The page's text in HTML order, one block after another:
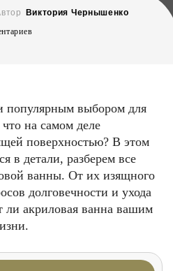
Виктория Чернышенко
популярным выбором для
на самом деле
поверхностью? В этом
в детали, разберем все
ванны. От их изящного
долговечности и ухода
акриловая ванна вашим